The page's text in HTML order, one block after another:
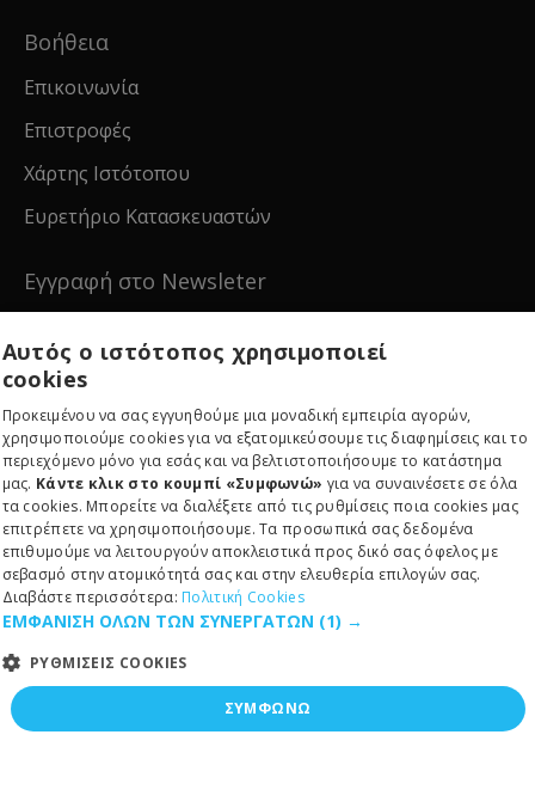
Βοήθεια
Επικοινωνία
Επιστροφές
Χάρτης Ιστότοπου
Ευρετήριο Κατασκευαστών
Εγγραφή στο Newsleter
Εγγραφείτε για νέα και ειδικές προσφορές!
Εγγραφείτε
Αυτός ο ιστότοπος χρησιμοποιεί
cookies
Προκειμένου να σας εγγυηθούμε μια μοναδική εμπειρία αγορών,
χρησιμοποιούμε cookies για να εξατομικεύσουμε τις διαφημίσεις και το
περιεχόμενο μόνο για εσάς και να βελτιστοποιήσουμε το κατάστημα
μας. Κάντε κλικ στο κουμπί «Συμφωνώ» για να συναινέσετε σε όλα
τα cookies. Μπορείτε να διαλέξετε από τις ρυθμίσεις ποια cookies μας
επιτρέπετε να χρησιμοποιήσουμε. Τα προσωπικά σας δεδομένα
επιθυμούμε να λειτουργούν αποκλειστικά προς δικό σας όφελος με
σεβασμό στην ατομικότητά σας και στην ελευθερία επιλογών σας.
Διαβάστε περισσότερα: Πολιτική Cookies
ΕΜΦΑΝΙΣΗ ΟΛΩΝ ΤΩΝ ΣΥΝΕΡΓΑΤΩΝ (1) →
ΡΥΘΜΙΣΕΙΣ COOKIES
ΣΥΜΦΩΝΩ